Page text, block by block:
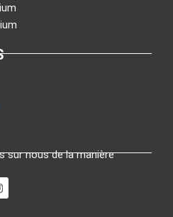
sur nous de la manière